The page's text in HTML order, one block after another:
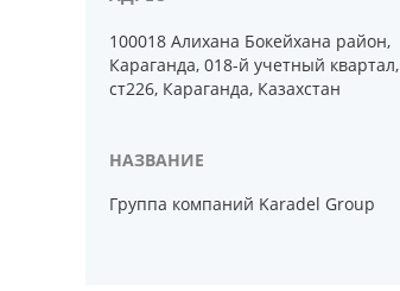
100018 Алихана Бокейхана район,
Караганда, 018-й учетный квартал,
ст226, Караганда, Казахстан
Группа компаний Karadel Group